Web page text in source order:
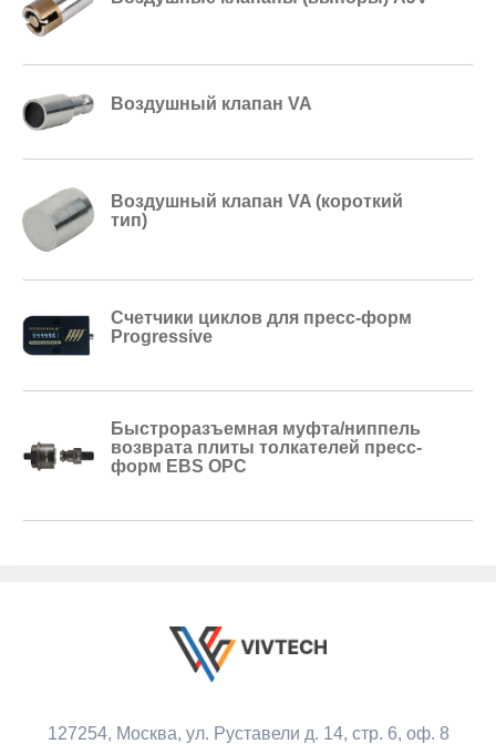
Воздушный клапан VA
Воздушный клапан VA (короткий
тип)
Счетчики циклов для пресс-форм
Progressive
Быстроразъемная муфта/ниппель
возврата плиты толкателей пресс-
форм EBS OPC
127254, Москва, ул. Руставели д. 14, стр. 6, оф. 8